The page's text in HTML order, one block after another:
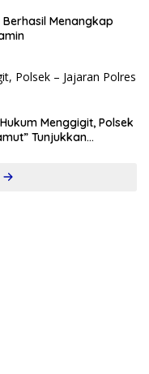
Menangkap
Menggigit, Polsek
Tunjukkan